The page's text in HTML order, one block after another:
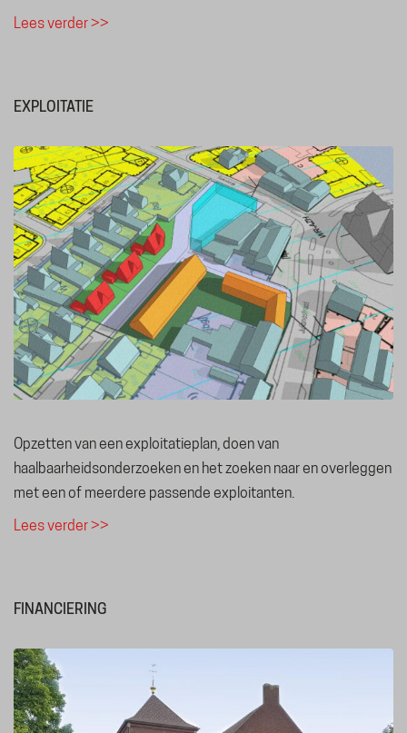
Lees verder >>
EXPLOITATIE
Opzetten van een exploitatieplan, doen van
haalbaarheidsonderzoeken en het zoeken naar en overleggen
met een of meerdere passende exploitanten.
Lees verder >>
FINANCIERING
THALLIA GROEP
Emmasingel 50
6001 BD Weert
Tel. 06 50 63 81 81
Over ons
Diensten
Projecten
Gebruiker
Exploitatie
Financiering